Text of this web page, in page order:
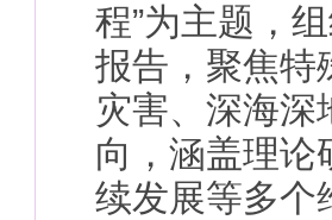
程”为主题，
报告，聚焦特
灾害、深海深
向，涵盖理论
续发展等多个